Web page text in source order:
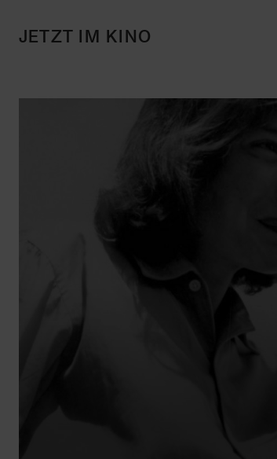
JETZT IM KINO